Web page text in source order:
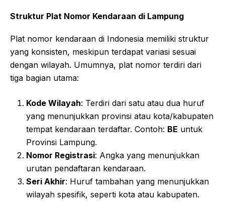
Struktur Plat Nomor Kendaraan di Lampung
Plat nomor kendaraan di Indonesia memiliki struktur
yang konsisten, meskipun terdapat variasi sesuai
dengan wilayah. Umumnya, plat nomor terdiri dari
tiga bagian utama:
Kode Wilayah: Terdiri dari satu atau dua huruf
yang menunjukkan provinsi atau kota/kabupaten
tempat kendaraan terdaftar. Contoh: BE untuk
Provinsi Lampung.
Nomor Registrasi: Angka yang menunjukkan
urutan pendaftaran kendaraan.
Seri Akhir: Huruf tambahan yang menunjukkan
wilayah spesifik, seperti kota atau kabupaten.